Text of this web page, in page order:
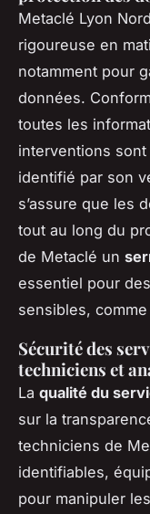
Metaclé Lyon
rigoureuse en
notamment pour
données.
toutes les
interventions
identifié par son
s’assure que les
tout au long du
de Metaclé un
essentiel pour
sensibles,
Sécurité des
techniciens et
La qualité du
sur la
techniciens de
identifiables,
pour manipuler